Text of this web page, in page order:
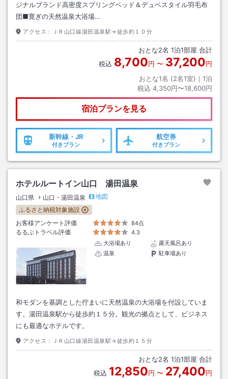
ジナルブランド高密度スプリングベッド＆デュベスタイル羽毛布
団■寛ぎの天然温泉大浴場…
アクセス： ＪＲ山口線湯田温泉駅→徒歩約１０分
おとな2名 1泊1部屋 合計
税込 8,700円 〜 37,200円
おとな1名 (2名1室)｜ 1泊
税込 4,350円〜18,600円
宿泊プランを見る
新幹線・JR
付きプラン
航空券
付きプラン
ホテルルートイン山口 湯田温泉
山口県 山口・湯田温泉
地図
ふるさと納税対象施設
お客様アンケート評価
84点
るるぶトラベル評価
4.3
大浴場あり
露天風呂あり
温泉
駐車場あり
和モダンを基調とした佇まいに天然温泉の大浴場を付設していま
す。湯田温泉駅から徒歩約１５分。観光の拠点として、ビジネス
にも最適なホテルです。
アクセス： ＪＲ山口線湯田温泉駅→徒歩約１５分
おとな2名 1泊1部屋 合計
税込 12,850円 〜 27,400円